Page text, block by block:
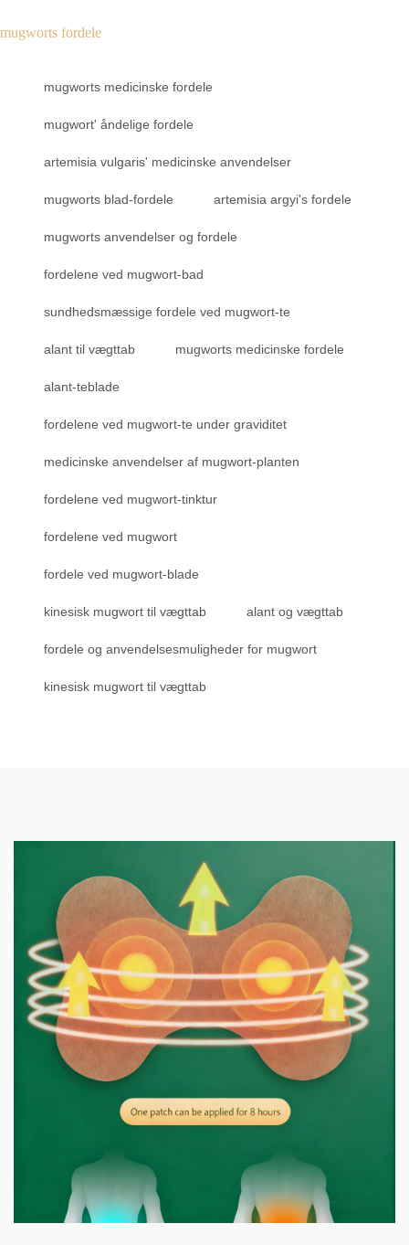
mugworts fordele
mugworts medicinske fordele
mugwort' åndelige fordele
artemisia vulgaris' medicinske anvendelser
mugworts blad-fordele artemisia argyi's fordele
mugworts anvendelser og fordele
fordelene ved mugwort-bad
sundhedsmæssige fordele ved mugwort-te
alant til vægttab mugworts medicinske fordele
alant-teblade
fordelene ved mugwort-te under graviditet
medicinske anvendelser af mugwort-planten
fordelene ved mugwort-tinktur
fordelene ved mugwort
fordele ved mugwort-blade
kinesisk mugwort til vægttab alant og vægttab
fordele og anvendelsesmuligheder for mugwort
kinesisk mugwort til vægttab